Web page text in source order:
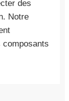
des
Notre